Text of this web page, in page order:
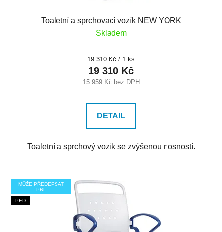
Toaletní a sprchovací vozík NEW YORK
Skladem
15 959 Kč bez DPH
19 310 Kč
Měrná
cena:
19 310 Kč / 1 ks
DETAIL
Toaletní a sprchový vozík se zvýšenou nosností.
MŮŽE PŘEDEPSAT
PRL
PED